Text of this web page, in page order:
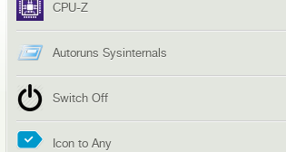
CPU-Z
Autoruns Sysinternals
Switch Off
Icon to Any